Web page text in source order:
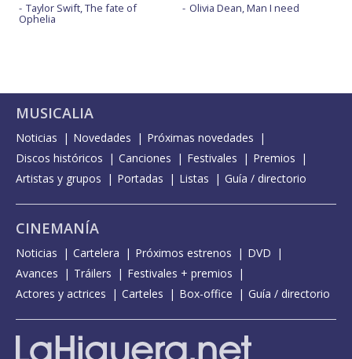
Taylor Swift, The fate of
Ophelia
Olivia Dean, Man I need
MUSICALIA
Noticias Novedades
Próximas novedades
Discos históricos
Canciones Festivales
Premios
Artistas y grupos
Portadas Listas Guía / directorio
CINEMANÍA
Noticias Cartelera Próximos estrenos
DVD
Avances
Tráilers
Festivales + premios
Actores y actrices
Carteles Box-office Guía / directorio